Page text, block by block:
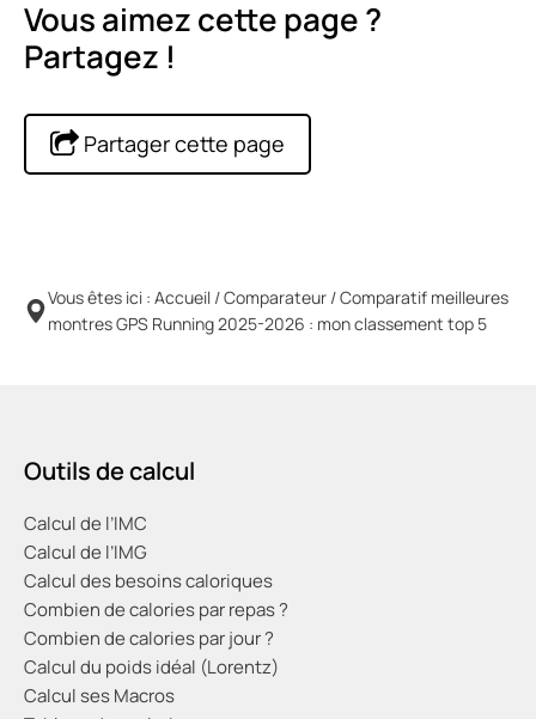
Vous aimez cette page ?
Partagez !
Partager cette page
Vous êtes ici : Accueil /Comparateur /Comparatif meilleures
montres GPS Running 2025-2026 : mon classement top 5
Outils de calcul
Calcul de l’IMC
Calcul de l’IMG
Calcul des besoins caloriques
Combien de calories par repas ?
Combien de calories par jour ?
Calcul du poids idéal (Lorentz)
Calcul ses Macros